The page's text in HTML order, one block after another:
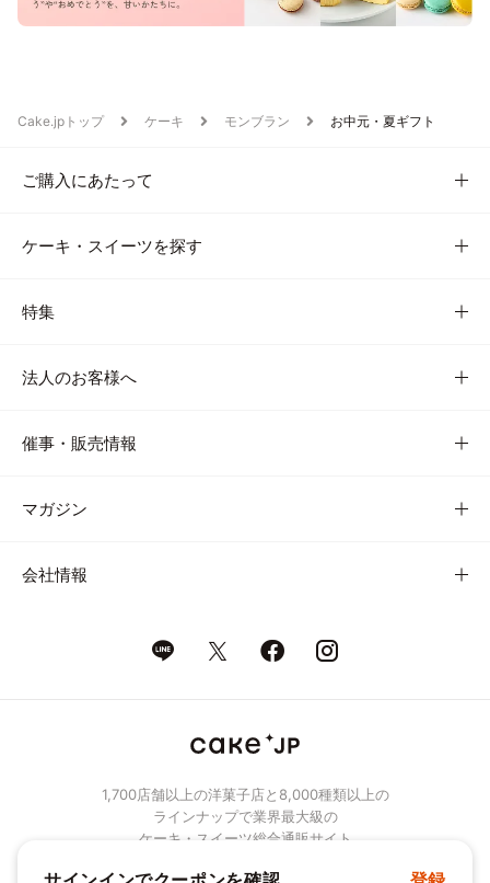
Cake.jpトップ ケーキ モンブラン お中元・夏ギフト
ご購入にあたって
ケーキ・スイーツを探す
特集
法人のお客様へ
催事・販売情報
マガジン
会社情報
1,700店舗以上の洋菓子店と8,000種類以上の
ラインナップで業界最大級の
ケーキ・スイーツ総合通販サイト
© Cake.jp Co., Ltd.